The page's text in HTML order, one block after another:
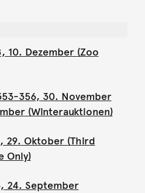
10. Dezember (Zoo
356, 30. November
(Winterauktionen)
29. Oktober (Third
Only)
24. September